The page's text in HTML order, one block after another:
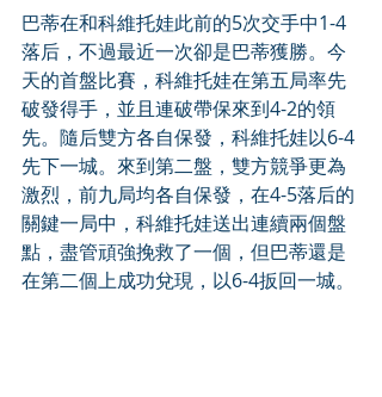
巴蒂在和科維托娃此前的5次交手中1-4
落后，不過最近一次卻是巴蒂獲勝。今
天的首盤比賽，科維托娃在第五局率先
破發得手，並且連破帶保來到4-2的領
先。隨后雙方各自保發，科維托娃以6-4
先下一城。來到第二盤，雙方競爭更為
激烈，前九局均各自保發，在4-5落后的
關鍵一局中，科維托娃送出連續兩個盤
點，盡管頑強挽救了一個，但巴蒂還是
在第二個上成功兌現，以6-4扳回一城。